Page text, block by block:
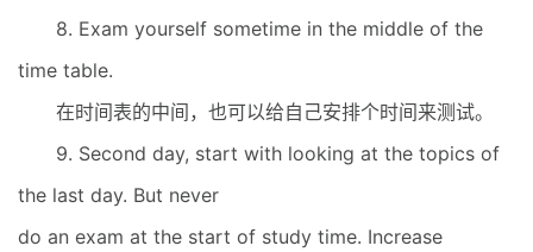
8. Exam yourself sometime in the middle of the
time table.
在时间表的中间，也可以给自己安排个时间来测试。
9. Second day, start with looking at the topics of
the last day. But never
do an exam at the start of study time. Increase